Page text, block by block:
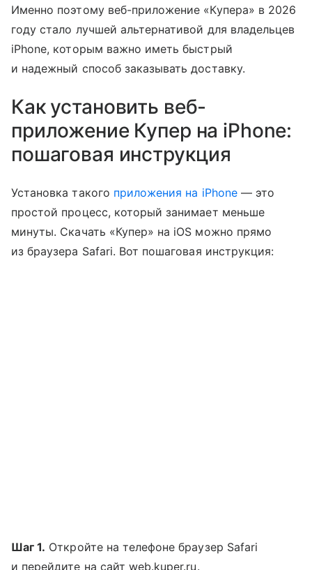
Именно поэтому веб-приложение «Купера» в 2026
году стало лучшей альтернативой для владельцев
iPhone, которым важно иметь быстрый
и надежный способ заказывать доставку.
Как установить веб-
приложение Купер на iPhone:
пошаговая инструкция
Установка такого приложения на iPhone— это
простой процесс, который занимает меньше
минуты. Скачать «Купер» на iOS можно прямо
из браузера Safari. Вот пошаговая инструкция:
Шаг 1. Откройте на телефоне браузер Safari
и перейдите на сайт web.kuper.ru.